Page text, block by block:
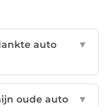
auto
▼
oude auto
▼